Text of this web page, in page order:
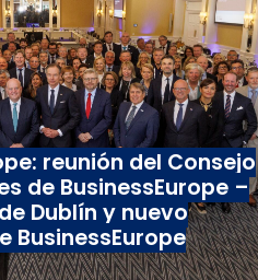
reunión del Consejo
de BusinessEurope –
Dublín y nuevo
BusinessEurope